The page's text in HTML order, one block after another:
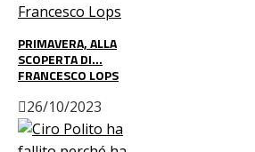
PRIMAVERA, ALLA
SCOPERTA DI…
FRANCESCO LOPS
26/10/2023